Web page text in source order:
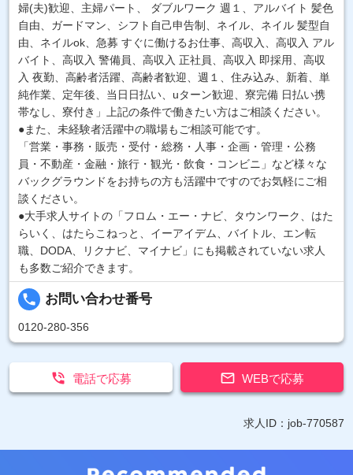
婦(夫)歓迎、主婦パート、 ダブルワーク 週１、アルバイト 髪色
自由、ガードマン、シフト自己申告制、ネイル、ネイル 髪型自
由、ネイルok、急募 すぐに働けるお仕事、高収入、高収入 アル
バイト、高収入 警備員、高収入 正社員、高収入 即採用、高収
入 夜勤、高齢者活躍、高齢者歓迎、週１、住み込み、新着、単
純作業、定年後、当日日払い、uターン歓迎、寮完備 日払い携
帯なし、寮付き」上記の条件で働きたい方はご相談ください。
●また、未経験者活躍中の職場もご相談可能です。
「営業・事務・販売・受付・総務・人事・企画・管理・公務
員・不動産・金融・旅行・観光・飲食・コンビニ」など様々な
バックグラウンドをお持ちの方も活躍中ですのでお気軽にご相
談ください。
●大手求人サイトの「フロム・エー・ナビ、タウンワーク、はた
らいく、はたらこねっと、イーアイデム、バイトル、エン転
職、DODA、リクナビ、マイナビ」にも掲載されていない求人
も多数ご紹介できます。
local_phone お問い合わせ番号
0120-280-356
 WEBで応募
 電話で応募
求人ID：job-770587